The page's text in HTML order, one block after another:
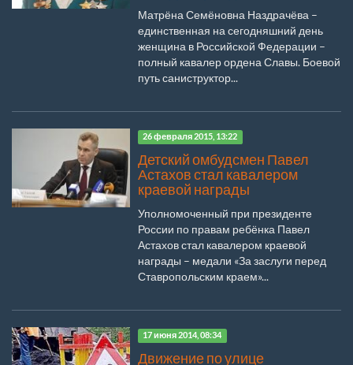
Матрёна Семёновна Наздрачёва –
единственная на сегодняшний день
женщина в Российской Федерации –
полный кавалер ордена Славы. Боевой
путь саниструктор...
26 февраля 2015, 13:22
Детский омбудсмен Павел
Астахов стал кавалером
краевой награды
Уполномоченный при президенте
России по правам ребёнка Павел
Астахов стал кавалером краевой
награды – медали «За заслуги перед
Ставропольским краем»...
17 июня 2014, 08:34
Движение по улице